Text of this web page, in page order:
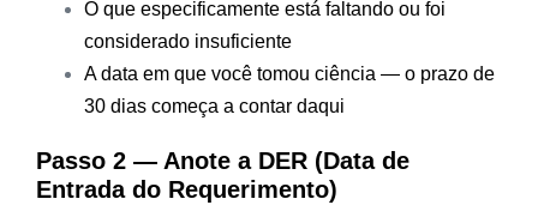
O que especificamente está faltando ou foi
considerado insuficiente
A data em que você tomou ciência — o prazo de
30 dias começa a contar daqui
Passo 2 — Anote a DER (Data de
Entrada do Requerimento)